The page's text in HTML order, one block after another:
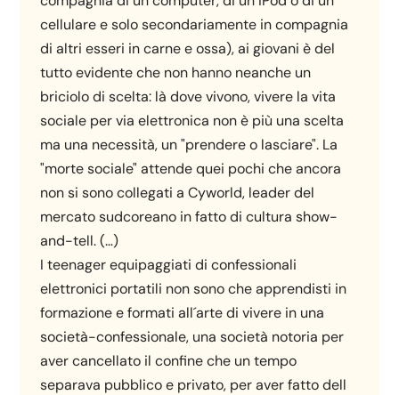
cellulare e solo secondariamente in compagnia
di altri esseri in carne e ossa), ai giovani è del
tutto evidente che non hanno neanche un
briciolo di scelta: là dove vivono, vivere la vita
sociale per via elettronica non è più una scelta
ma una necessità, un "prendere o lasciare". La
"morte sociale" attende quei pochi che ancora
non si sono collegati a Cyworld, leader del
mercato sudcoreano in fatto di cultura show-
and-tell. (…)
I teenager equipaggiati di confessionali
elettronici portatili non sono che apprendisti in
formazione e formati all´arte di vivere in una
società-confessionale, una società notoria per
aver cancellato il confine che un tempo
separava pubblico e privato, per aver fatto dell